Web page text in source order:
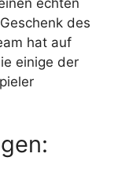
des
hat auf
einige der